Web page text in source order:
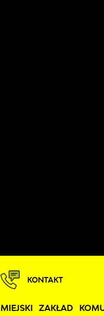
KONTAKT
MIEJSKI ZAKŁAD